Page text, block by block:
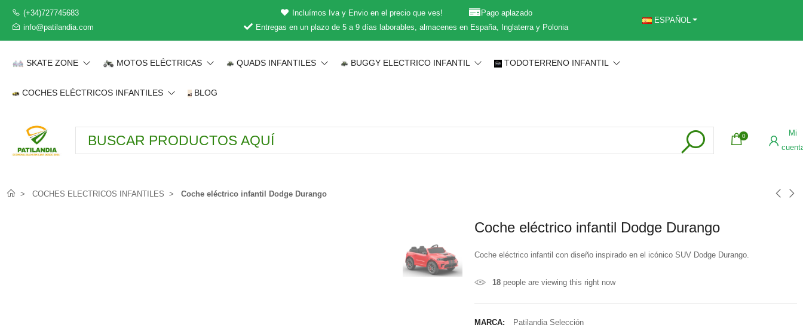
(+34)727745683
info@patilandia.com
Incluímos Iva y Envio en el precio que ves!
Pago aplazado
Entregas en un plazo de 5 a 9 días laborables, almacenes en España, Inglaterra y Polonia
ESPAÑOL
SKATE ZONE MOTOS ELÉCTRICAS QUADS INFANTILES BUGGY ELECTRICO INFANTIL TODOTERRENO INFANTIL
COCHES ELÉCTRICOS INFANTILES BLOG
0
Mi
COCHES ELECTRICOS INFANTILES Coche eléctrico infantil Dodge Durango
Coche eléctrico infantil Dodge Durango
Coche eléctrico infantil con diseño inspirado en el icónico SUV Dodge Durango.
18people are viewing this right now
MARCA:
Patilandia Selección